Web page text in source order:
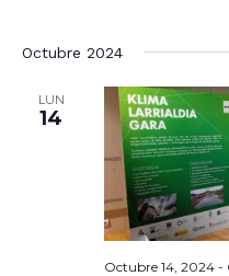
Octubre 2024
LUN
14
Octubre 14, 2024-